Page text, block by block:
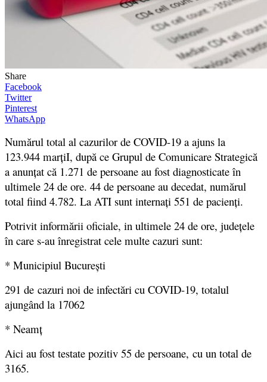
Share
Facebook
Twitter
Pinterest
WhatsApp
Numărul total al cazurilor de COVID-19 a ajuns la
123.944 marţiI, după ce Grupul de Comunicare Strategică
a anunţat că 1.271 de persoane au fost diagnosticate în
ultimele 24 de ore. 44 de persoane au decedat, numărul
total fiind 4.782. La ATI sunt internaţi 551 de pacienţi.
Potrivit informării oficiale, in ultimele 24 de ore, județele
în care s-au înregistrat cele multe cazuri sunt:
* Municipiul București
291 de cazuri noi de infectări cu COVID-19, totalul
ajungând la 17062
* Neamț
Aici au fost testate pozitiv 55 de persoane, cu un total de
3165.